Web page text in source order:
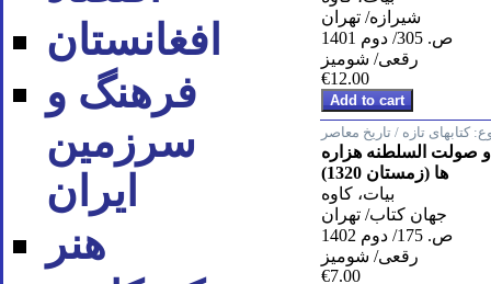
افغانستان
فرهنگ و
سرزمین
ایران
هنر
شیرازه/ تهران
ص. 305/ دوم 1401
رقعی/ شومیز
€12.00
کتابهای تازه / تاریخ معاصر
السلطنه هزاره
ها (زمستان 1320)
بیات، کاوه
جهان کتاب/ تهران
ص. 175/ دوم 1402
رقعی/ شومیز
€7.00